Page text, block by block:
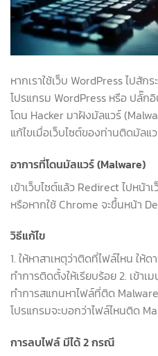
หากเราใช้เว็บ WordPress ไปสัก
โปรแกรม WordPress หรือ ปลั๊กอิ
โดน Hacker มาฝังมัลแวร์
แก้ไขเมื่อเว็บไซต์ของท่านติดมัลแ
อาการที่โดนมัลแวร์ (Malware)
เข้าเว็บไซต์แล้ว Redirect ไปหน้า
หรือหากใช้ Chrome จะขึ้นหน้า
วิธีแก้ไข
1. ให้หาสาเหตุว่าติดที่ไฟล์ไหน ใ
ทำการติดตั้งให้เรียบร้อย 2. เข้าเ
ทำการสแกนหาไฟล์ที่ติด
โปรแกรมจะบอกว่าไฟล์ไหนติด
การลบไฟล์ มีได้ 2 กรณี